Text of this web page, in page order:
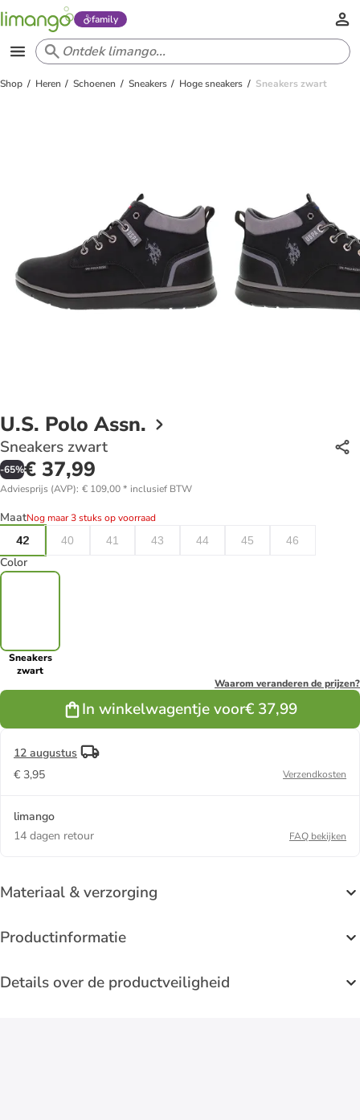
family
Shop Heren Schoenen Sneakers Hoge sneakers Sneakers zwart
U.S. Polo Assn.
Sneakers zwart
-65%€ 37,99
Adviesprijs (AVP): € 109,00* inclusief BTW
MaatNog maar 3 stuks op voorraad
42
40 41 43 44 45 46
Color
Sneakers
zwart
Waarom veranderen de prijzen?
In winkelwagentje voor€ 37,99
12 augustus
€ 3,95
Verzendkosten
limango
14 dagen retour
FAQ bekijken
Materiaal & verzorging
Productinformatie
Details over de productveiligheid